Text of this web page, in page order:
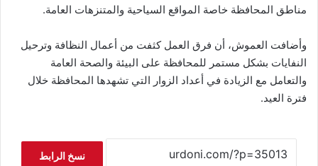
مناطق المحافظة خاصة المواقع السياحية والمتنزهات العامة.
وأضافت العموش، أن فرق العمل كثفت من أعمال النظافة وترحيل
النفايات بشكل مستمر للمحافظة على البيئة والصحة العامة
والتعامل مع الزيادة في أعداد الزوار التي تشهدها المحافظة خلال
فترة العيد.
نسخ الرابط